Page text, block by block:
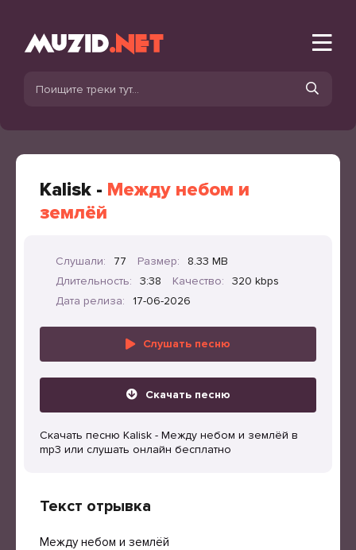
Kalisk - Между небом и
землёй
Слушали: 77 Размер:
8.33 MB
Длительность:
3:38 Качество:
320 kbps
Дата релиза:
17-06-2026
Слушать песню
Скачать песню
Скачать песню Kalisk - Между небом и землёй в
mp3 или слушать онлайн бесплатно
Текст отрывка
Между небом и землёй